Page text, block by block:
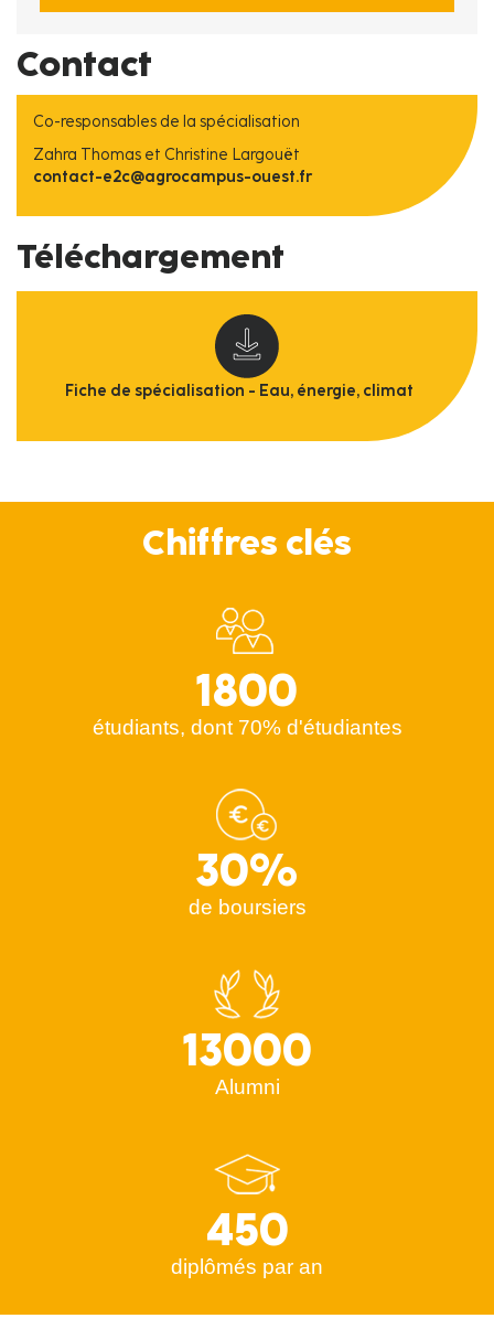
Contact
Co-responsables de la spécialisation
Zahra Thomas et Christine Largouët
contact-e2c@agrocampus-ouest.fr
Téléchargement
Fiche de spécialisation - Eau, énergie, climat
Chiffres clés
1800
étudiants, dont 70% d'étudiantes
30%
de boursiers
13000
Alumni
450
diplômés par an